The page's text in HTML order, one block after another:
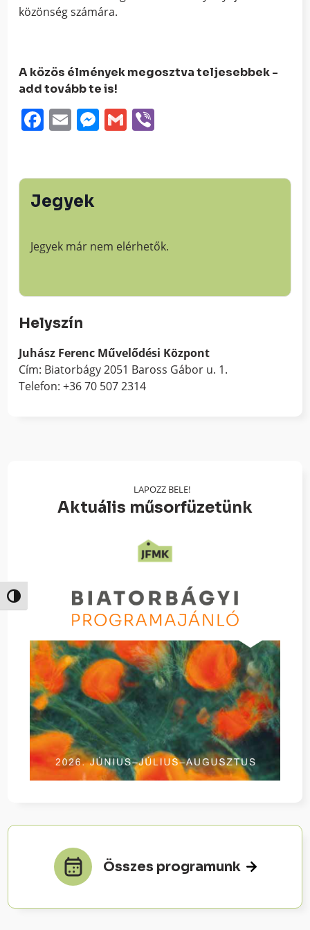
Nagy kontraszt váltása
közönség számára.
A közös élmények megosztva teljesebbek -
add tovább te is!
Facebook
EmailMessenger
Gmail
Jegyek
Jegyek már nem elérhetők.
Helyszín
Juhász Ferenc Művelődési Központ
Cím: Biatorbágy 2051 Baross Gábor u. 1.
Telefon: +36 70 507 2314
LAPOZZ BELE!
Aktuális műsorfüzetünk
Összes programunk